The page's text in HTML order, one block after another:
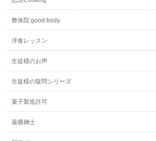
整体院 good body.
洋食レッスン
生徒様のお声
生徒様の疑問シリーズ
菓子製造許可
薬膳麹士